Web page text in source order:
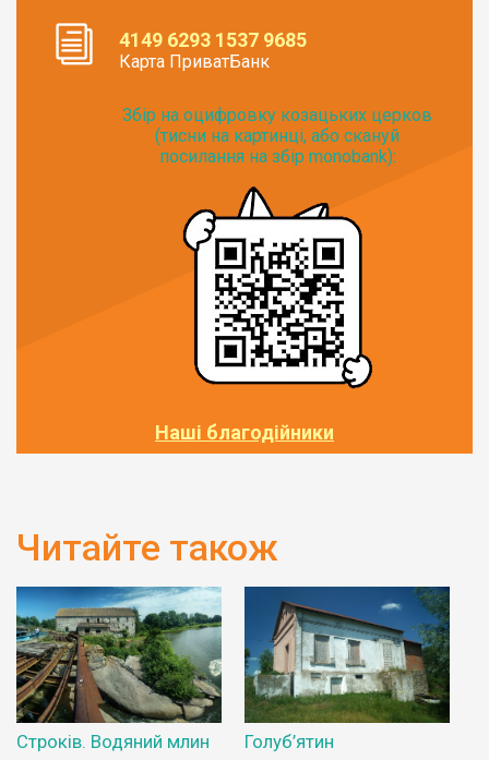
4149 6293 1537 9685
Карта ПриватБанк
Збір на оцифровку козацьких церков
(тисни на картинці, або скануй
посилання на збір monobank):
Наші благодійники
Читайте також
Строків. Водяний млин Голуб’ятин